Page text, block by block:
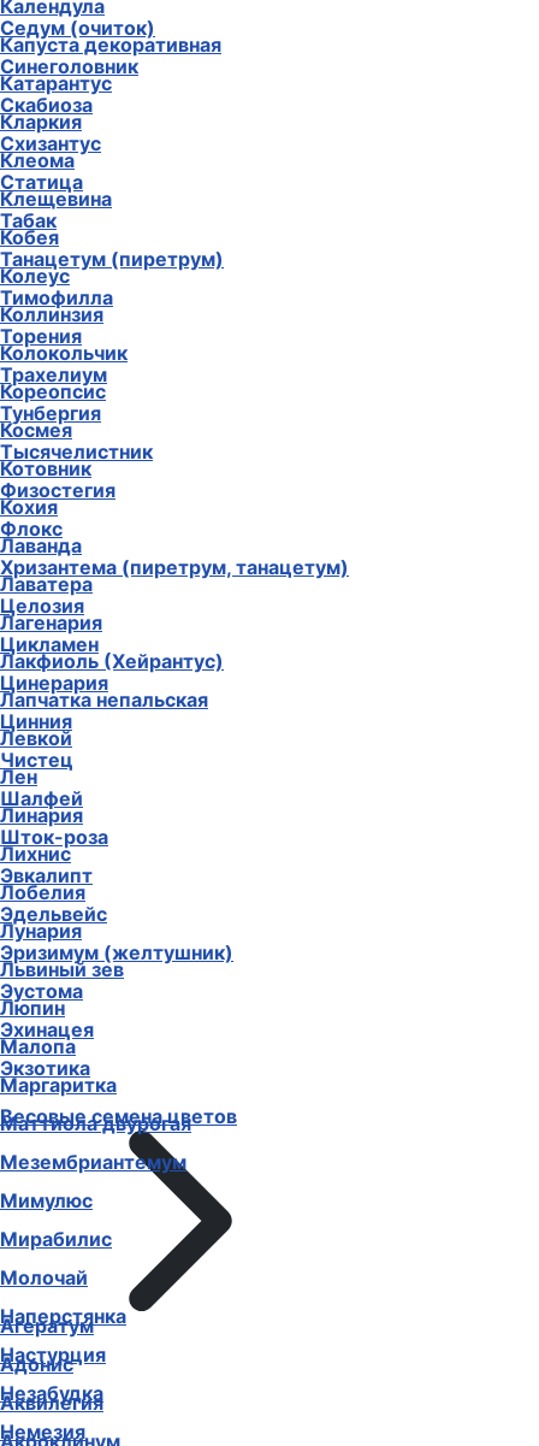
Седум (очиток)
Синеголовник
Скабиоза
Схизантус
Статица
Табак
Танацетум (пиретрум)
Тимофилла
Торения
Трахелиум
Тунбергия
Тысячелистник
Физостегия
Флокс
Хризантема (пиретрум, танацетум)
Целозия
Цикламен
Цинерария
Цинния
Чистец
Шалфей
Шток-роза
Эвкалипт
Эдельвейс
Эризимум (желтушник)
Эустома
Эхинацея
Экзотика
Весовые семена цветов
Агератум
Адонис
Аквилегия
Акроклинум
Календула
Капуста декоративная
Катарантус
Кларкия
Клеома
Клещевина
Кобея
Колеус
Коллинзия
Колокольчик
Кореопсис
Космея
Котовник
Кохия
Лаванда
Лаватера
Лагенария
Лакфиоль (Хейрантус)
Лапчатка непальская
Левкой
Лен
Линария
Лихнис
Лобелия
Лунария
Львиный зев
Люпин
Малопа
Маргаритка
Маттиола двурогая
Мезембриантемум
Мимулюс
Мирабилис
Молочай
Наперстянка
Настурция
Незабудка
Немезия